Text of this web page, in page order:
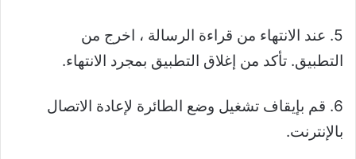
5. عند الانتهاء من قراءة الرسالة ، اخرج من
التطبيق. تأكد من إغلاق التطبيق بمجرد الانتهاء.
6. قم بإيقاف تشغيل وضع الطائرة لإعادة الاتصال
بالإنترنت.